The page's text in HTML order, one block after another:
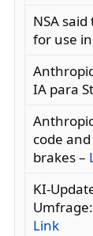
NSA
for use
IA para
code
brakes –
KI-
Link